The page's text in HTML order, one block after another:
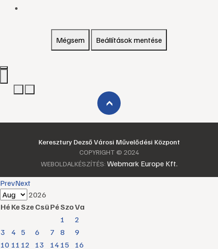
Mégsem Beállítások mentése
›
Keresztury Dezső Városi Művelődési Központ
COPYRIGHT © 2024
WEBOLDALKÉSZÍTÉS: Webmark Europe Kft.
PrevNext
2026
HéKeSzeCsüPéSzoVa
1
2
3
4 5 6 7 8
9
10 11 12 13 14 15 16